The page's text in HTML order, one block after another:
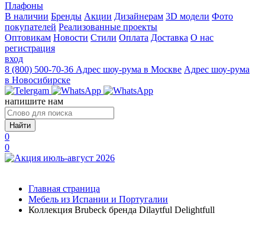
Плафоны
В наличии Бренды Акции Дизайнерам 3D модели Фото
покупателей Реализованные проекты
Оптовикам Новости Стили Оплата Доставка О нас
регистрация
вход
8 (800) 500-70-36 Адрес шоу-рума в Москве Адрес шоу-рума
в Новосибирске
напишите нам
Найти
0
0
Главная страница
Мебель из Испании и Португалии
Коллекция Brubeck бренда Dilaytful Delightfull